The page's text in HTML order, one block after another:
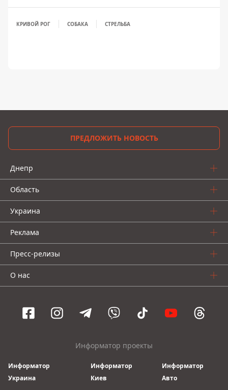
КРИВОЙ РОГ СОБАКА СТРЕЛЬБА
ПРЕДЛОЖИТЬ НОВОСТЬ
Днепр
Область
Украина
Реклама
Пресс-релизы
О нас
Информатор проекты
Информатор
Украина
Информатор
Киев
Информатор
Авто